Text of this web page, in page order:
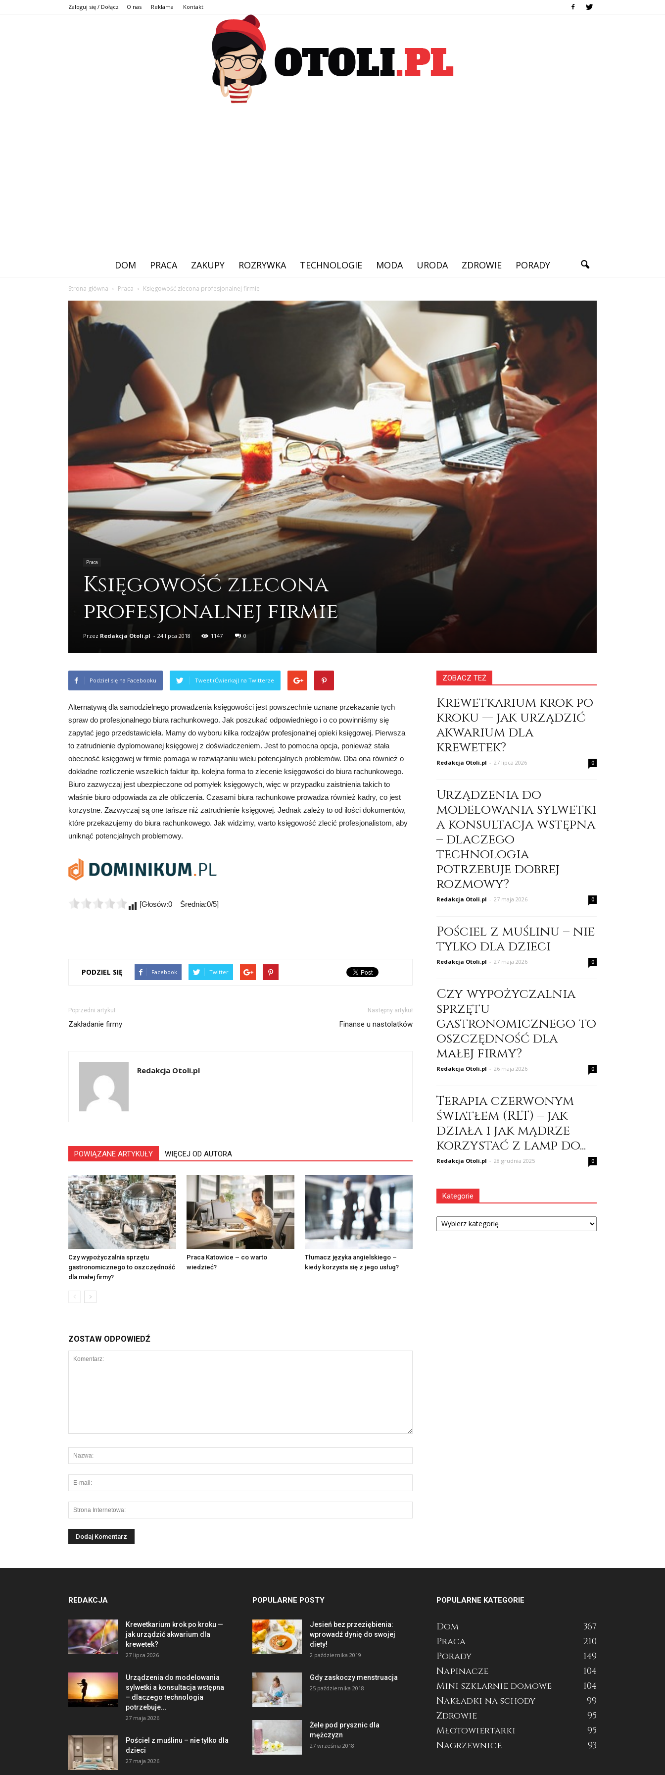
Zaloguj się / Dołącz O nas Reklama Kontakt
DOM PRACA ZAKUPY ROZRYWKA TECHNOLOGIE MODA URODA ZDROWIE PORADY
Strona główna Praca Księgowość zlecona profesjonalnej firmie
Praca
Księgowość zlecona
profesjonalnej firmie
Przez Redakcja Otoli.pl - 24 lipca 2018 1147 0
Podziel się na Facebooku Tweet (Ćwierkaj) na Twitterze
Alternatywą dla samodzielnego prowadzenia księgowości jest powszechnie uznane przekazanie tych
spraw do profesjonalnego biura rachunkowego. Jak poszukać odpowiedniego i o co powinniśmy się
zapytać jego przedstawiciela. Mamy do wyboru kilka rodzajów profesjonalnej opieki księgowej. Pierwsza
to zatrudnienie dyplomowanej księgowej z doświadczeniem. Jest to pomocna opcja, ponieważ stała
obecność księgowej w firmie pomaga w rozwiązaniu wielu potencjalnych problemów. Dba ona również o
dokładne rozliczenie wszelkich faktur itp. kolejna forma to zlecenie księgowości do biura rachunkowego.
Biuro zazwyczaj jest ubezpieczone od pomyłek księgowych, więc w przypadku zaistnienia takich to
właśnie biuro odpowiada za złe obliczenia. Czasami biura rachunkowe prowadza również kadry, co jest
korzystne. Zazwyczaj są one tańsze niż zatrudnienie księgowej. Jednak zależy to od ilości dokumentów,
które przekazujemy do biura rachunkowego. Jak widzimy, warto księgowość zlecić profesjonalistom, aby
uniknąć potencjalnych problemowy.
[Głosów:0 Średnia:0/5]
PODZIEL SIĘ Facebook Twitter
Poprzedni artykuł
Zakładanie firmy
Następny artykuł
Finanse u nastolatków
Redakcja Otoli.pl
POWIĄZANE ARTYKUŁY WIĘCEJ OD AUTORA
Czy wypożyczalnia sprzętu
gastronomicznego to oszczędność
dla małej firmy?
Praca Katowice – co warto
wiedzieć?
Tłumacz języka angielskiego –
kiedy korzysta się z jego usług?
ZOSTAW ODPOWIEDŹ
ZOBACZ TEŻ
Krewetkarium krok po
kroku — jak urządzić
akwarium dla
krewetek?
Redakcja Otoli.pl - 27 lipca 2026 0
Urządzenia do
modelowania sylwetki
a konsultacja wstępna
– dlaczego
technologia
potrzebuje dobrej
rozmowy?
Redakcja Otoli.pl - 27 maja 2026 0
Pościel z muślinu – nie
tylko dla dzieci
Redakcja Otoli.pl - 27 maja 2026 0
Czy wypożyczalnia
sprzętu
gastronomicznego to
oszczędność dla
małej firmy?
Redakcja Otoli.pl - 26 maja 2026 0
Terapia czerwonym
światłem (RLT) – jak
działa i jak mądrze
korzystać z lamp do...
Redakcja Otoli.pl - 28 grudnia 2025 0
Kategorie
Kategorie
REDAKCJA
Krewetkarium krok po kroku —
jak urządzić akwarium dla
krewetek?
27 lipca 2026
Urządzenia do modelowania
sylwetki a konsultacja wstępna
– dlaczego technologia
potrzebuje...
27 maja 2026
Pościel z muślinu – nie tylko dla
dzieci
27 maja 2026
POPULARNE POSTY
Jesień bez przeziębienia:
wprowadź dynię do swojej
diety!
2 października 2019
Gdy zaskoczy menstruacja
25 października 2018
Żele pod prysznic dla
mężczyzn
27 września 2018
POPULARNE KATEGORIE
Dom
367
Praca
210
Porady
149
Napinacze
104
Mini szklarnie domowe
104
Nakładki na schody
99
Zdrowie
95
Młotowiertarki
95
Nagrzewnice
93